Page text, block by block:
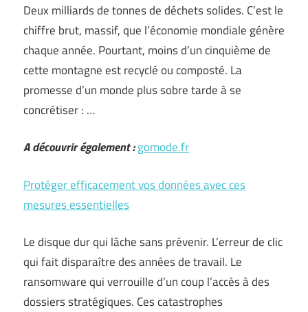
Deux milliards de tonnes de déchets solides. C’est le
chiffre brut, massif, que l’économie mondiale génère
chaque année. Pourtant, moins d’un cinquième de
cette montagne est recyclé ou composté. La
promesse d’un monde plus sobre tarde à se
concrétiser : …
A découvrir également :gomode.fr
Protéger efficacement vos données avec ces
mesures essentielles
Le disque dur qui lâche sans prévenir. L’erreur de clic
qui fait disparaître des années de travail. Le
ransomware qui verrouille d’un coup l’accès à des
dossiers stratégiques. Ces catastrophes